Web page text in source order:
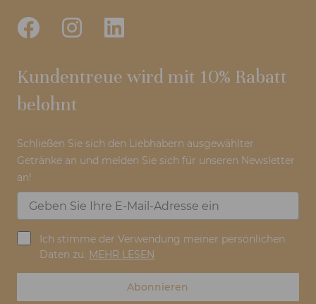
Kundentreue wird mit 10% Rabatt
belohnt
Schließen Sie sich den Liebhabern ausgewählter
Getränke an und melden Sie sich für unseren Newsletter
an!
Ich stimme der Verwendung meiner persönlichen
Daten zu. MEHR LESEN
Abonnieren